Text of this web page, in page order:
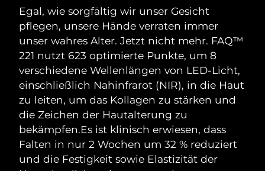
Egal, wie sorgfältig wir unser Gesicht
pflegen, unsere Hände verraten immer
unser wahres Alter. Jetzt nicht mehr. FAQ™
221 nutzt 623 optimierte Punkte, um 8
verschiedene Wellenlängen von LED-Licht,
einschließlich Nahinfrarot (NIR), in die Haut
zu leiten, um das Kollagen zu stärken und
die Zeichen der Hautalterung zu
bekämpfen.Es ist klinisch erwiesen, dass
Falten in nur 2 Wochen um 32 % reduziert
und die Festigkeit sowie Elastizität der
Anti-aging massage
LUNA™ 4 Plus
Massage, LED heating
LUNA™ 4 Men
For men, anti-aging massage
Microcurrent toning
BEAR™ 2 go
Microcurrent toning on-the-go
BEAR™ 2 eyes & lips
Microcurrent line smoothing device
Hydratisierung
UFO™ 3 Set
Deep facial hydration
UFO™ 3 LED
Near-infrared and red light therapy
device
Mundpflege
issa™ 4
Hybrid silicone sonic toothbrush
issa™ 4 plus
Smart hybrid silicone sonic toothbrush
FAQ™ ANTI-AGING-BEHANDLUNG
Anti-aging LED-Behandlungen
NEW
Bermuda Erwartete Lieferung
Bosnien und
Herzegowina
Erwartete Lieferung
Brunei Darussalam Erwartete Lieferung 8/13/26
Bulgarien Erwartete Lieferung
Kanada Erwartete Lieferung8/12/26